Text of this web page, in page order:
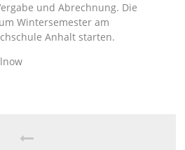
und Abrechnung. Die
Wintersemester am
Anhalt starten.